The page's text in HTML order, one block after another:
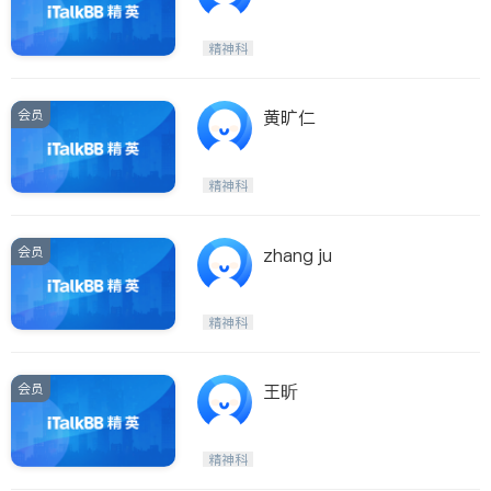
精神科
会员 黄旷仁
精神科
会员 zhang ju
精神科
会员 王昕
精神科